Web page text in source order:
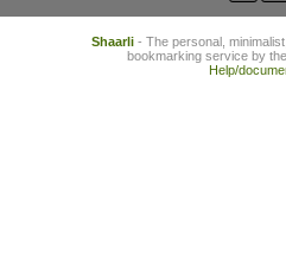
Shaarli- The personal,
bookmarking service by
Help/